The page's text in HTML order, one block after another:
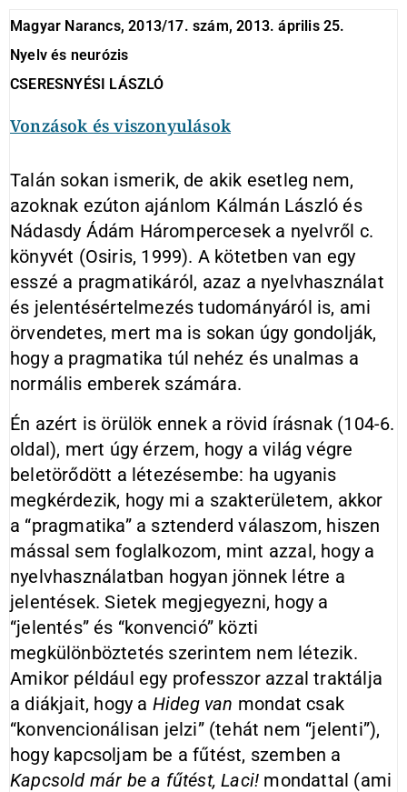
Magyar Narancs, 2013/17. szám, 2013. április 25.
Nyelv és neurózis
CSERESNYÉSI LÁSZLÓ
Vonzások és viszonyulások
Talán sokan ismerik, de akik esetleg nem,
azoknak ezúton ajánlom Kálmán László és
Nádasdy Ádám Hárompercesek a nyelvről c.
könyvét (Osiris, 1999). A kötetben van egy
esszé a pragmatikáról, azaz a nyelvhasználat
és jelentésértelmezés tudományáról is, ami
örvendetes, mert ma is sokan úgy gondolják,
hogy a pragmatika túl nehéz és unalmas a
normális emberek számára.
Én azért is örülök ennek a rövid írásnak (104-6.
oldal), mert úgy érzem, hogy a világ végre
beletörődött a létezésembe: ha ugyanis
megkérdezik, hogy mi a szakterületem, akkor
a “pragmatika” a sztenderd válaszom, hiszen
mással sem foglalkozom, mint azzal, hogy a
nyelvhasználatban hogyan jönnek létre a
jelentések. Sietek megjegyezni, hogy a
“jelentés” és “konvenció” közti
megkülönböztetés szerintem nem létezik.
Amikor például egy professzor azzal traktálja
a diákjait, hogy a Hideg van mondat csak
“konvencionálisan jelzi” (tehát nem “jelenti”),
hogy kapcsoljam be a fűtést, szemben a
Kapcsold már be a fűtést, Laci! mondattal (ami